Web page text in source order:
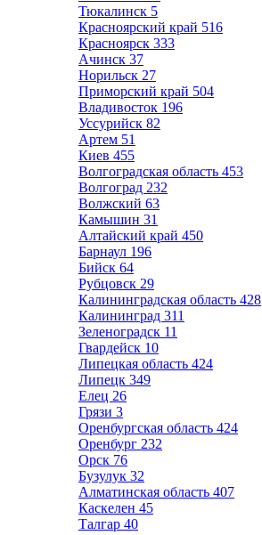
Тюкалинск 5
Красноярский край 516
Красноярск 333
Ачинск 37
Норильск 27
Приморский край 504
Владивосток 196
Уссурийск 82
Артем 51
Киев 455
Волгоградская область 453
Волгоград 232
Волжский 63
Камышин 31
Алтайский край 450
Барнаул 196
Бийск 64
Рубцовск 29
Калининградская область 428
Калининград 311
Зеленоградск 11
Гвардейск 10
Липецкая область 424
Липецк 349
Елец 26
Грязи 3
Оренбургская область 424
Оренбург 232
Орск 76
Бузулук 32
Алматинская область 407
Каскелен 45
Талгар 40